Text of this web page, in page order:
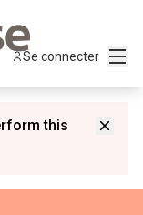
Se connecter
this